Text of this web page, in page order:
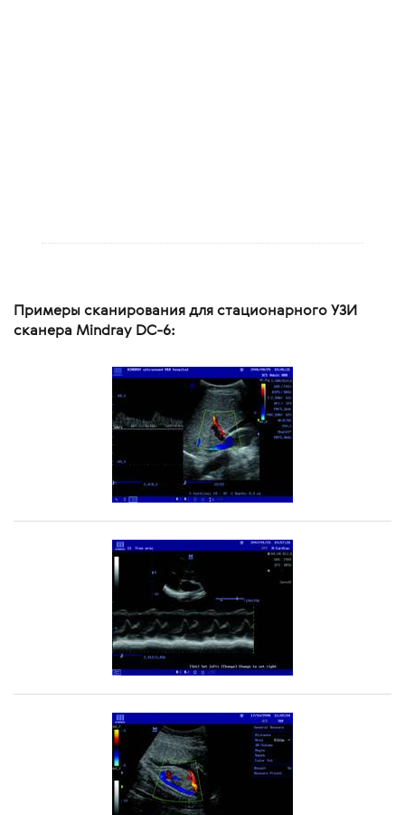
Примеры сканирования для стационарного УЗИ
сканера Mindray DC-6: